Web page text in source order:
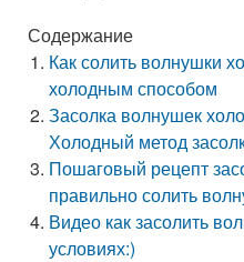
Содержание
Как солить волнушки
холодным способом
Засолка волнушек
Холодный метод
Пошаговый рецепт
правильно солить
Видео как засолить
условиях:)